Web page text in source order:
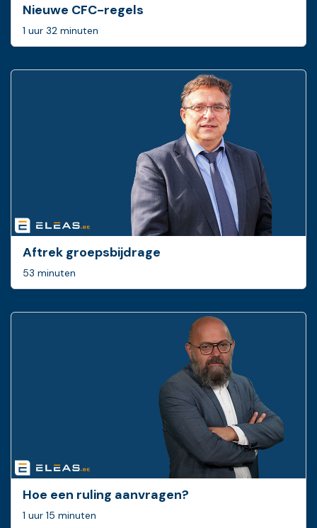
Nieuwe CFC-regels
1 uur 32 minuten
Aftrek groepsbijdrage
53 minuten
Hoe een ruling ­aanvragen?
1 uur 15 minuten